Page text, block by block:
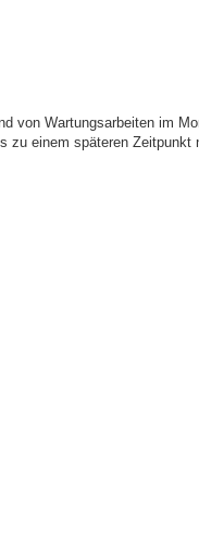
von Wartungsarbeiten im
zu einem späteren Zeitpunkt